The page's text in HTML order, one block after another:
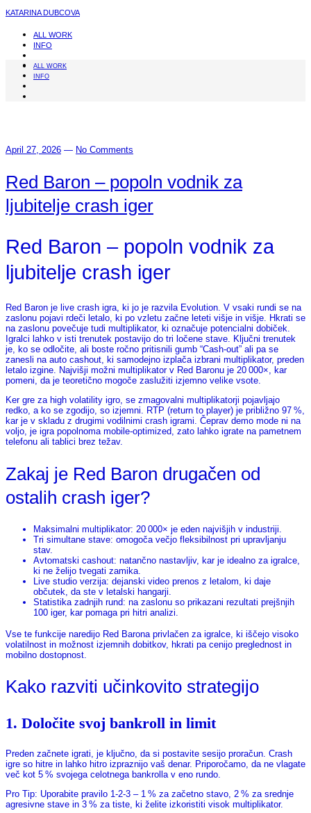
KATARINA DUBCOVA
ALL WORK
INFO
ALL WORK
INFO
April 27, 2026 — No Comments
Red Baron – popoln vodnik za
ljubitelje crash iger
Red Baron – popoln vodnik za
ljubitelje crash iger
Red Baron je live crash igra, ki jo je razvila Evolution. V vsaki rundi se na
zaslonu pojavi rdeči letalo, ki po vzletu začne leteti višje in višje. Hkrati se
na zaslonu povečuje tudi multiplikator, ki označuje potencialni dobiček.
Igralci lahko v isti trenutek postavijo do tri ločene stave. Ključni trenutek
je, ko se odločite, ali boste ročno pritisnili gumb “Cash‑out” ali pa se
zanesli na auto cashout, ki samodejno izplača izbrani multiplikator, preden
letalo izgine. Najvišji možni multiplikator v Red Baronu je 20 000×, kar
pomeni, da je teoretično mogoče zaslužiti izjemno velike vsote.
Ker gre za high volatility igro, se zmagovalni multiplikatorji pojavljajo
redko, a ko se zgodijo, so izjemni. RTP (return to player) je približno 97 %,
kar je v skladu z drugimi vodilnimi crash igrami. Čeprav demo mode ni na
voljo, je igra popolnoma mobile‑optimized, zato lahko igrate na pametnem
telefonu ali tablici brez težav.
Zakaj je Red Baron drugačen od
ostalih crash iger?
Maksimalni multiplikator: 20 000× je eden najvišjih v industriji.
Tri simultane stave: omogoča večjo fleksibilnost pri upravljanju
stav.
Avtomatski cashout: natančno nastavljiv, kar je idealno za igralce,
ki ne želijo tvegati zamika.
Live studio verzija: dejanski video prenos z letalom, ki daje
občutek, da ste v letalski hangarji.
Statistika zadnjih rund: na zaslonu so prikazani rezultati prejšnjih
100 iger, kar pomaga pri hitri analizi.
Vse te funkcije naredijo Red Barona privlačen za igralce, ki iščejo visoko
volatilnost in možnost izjemnih dobitkov, hkrati pa cenijo preglednost in
mobilno dostopnost.
Kako razviti učinkovito strategijo
1. Določite svoj bankroll in limit
Preden začnete igrati, je ključno, da si postavite sesijo proračun. Crash
igre so hitre in lahko hitro izpraznijo vaš denar. Priporočamo, da ne vlagate
več kot 5 % svojega celotnega bankrolla v eno rundo.
Pro Tip: Uporabite pravilo 1‑2‑3 – 1 % za začetno stavo, 2 % za srednje
agresivne stave in 3 % za tiste, ki želite izkoristiti visok multiplikator.